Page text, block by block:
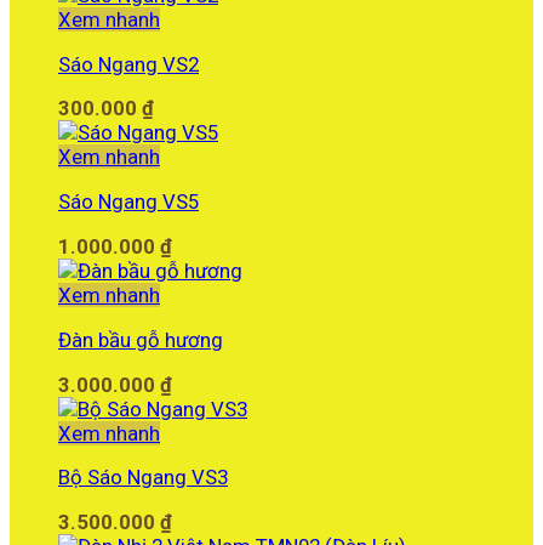
Xem nhanh
Sáo Ngang VS2
300.000 ₫
Xem nhanh
Sáo Ngang VS5
1.000.000 ₫
Xem nhanh
Đàn bầu gỗ hương
3.000.000 ₫
Xem nhanh
Bộ Sáo Ngang VS3
3.500.000 ₫